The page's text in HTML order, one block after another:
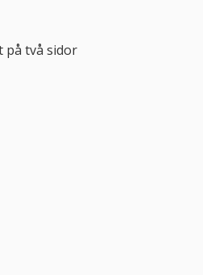
på två sidor